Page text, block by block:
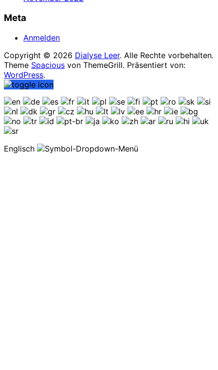
Meta
Anmelden
Copyright © 2026 Dialyse Leer. Alle Rechte vorbehalten.
Theme Spacious von ThemeGrill. Präsentiert von:
WordPress.
Englisch